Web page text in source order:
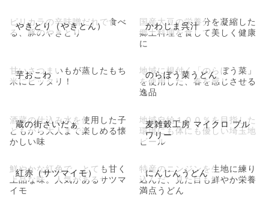
やきとり（やきとん）
ピリカラの辛味噌だれで食べ
る、豚のやきとり
かわじま呉汁
国産大豆の栄養分を凝縮した
郷土料理を食して美しく健康
に
芋おこわ
甘いさつまいもが蒸したもち
米にピッタリ！
のらぼう菜うどん
地域に根付く「のらぼう菜」
を使用した、春を感じさせる
逸品
蔵の街さいだぁ
酒蔵の仕込み水を使用した子
どもから大人まで楽しめる懐
かしい味
麦雑穀工房 マイクロ ブル
ワリー
地域自給１００％を目指した
環境にも体にも優しい埼玉地
ビール
紅赤（サツマイモ）
鮮やかな紅色で、とても甘く
上品な味。人気があるサツマ
イモ
にんじんうどん
特産のニンジンを生地に練り
込んだ、見た目も鮮やか栄養
満点うどん